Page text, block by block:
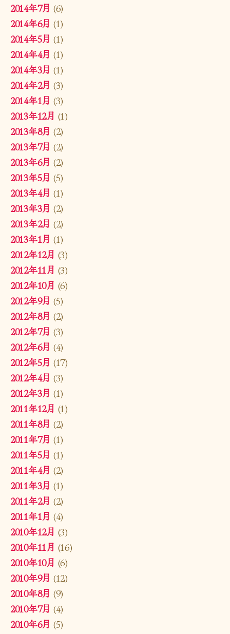
2014年7月 (6)
2014年6月 (1)
2014年5月 (1)
2014年4月 (1)
2014年3月 (1)
2014年2月 (3)
2014年1月 (3)
2013年12月 (1)
2013年8月 (2)
2013年7月 (2)
2013年6月 (2)
2013年5月 (5)
2013年4月 (1)
2013年3月 (2)
2013年2月 (2)
2013年1月 (1)
2012年12月 (3)
2012年11月 (3)
2012年10月 (6)
2012年9月 (5)
2012年8月 (2)
2012年7月 (3)
2012年6月 (4)
2012年5月 (17)
2012年4月 (3)
2012年3月 (1)
2011年12月 (1)
2011年8月 (2)
2011年7月 (1)
2011年5月 (1)
2011年4月 (2)
2011年3月 (1)
2011年2月 (2)
2011年1月 (4)
2010年12月 (3)
2010年11月 (16)
2010年10月 (6)
2010年9月 (12)
2010年8月 (9)
2010年7月 (4)
2010年6月 (5)